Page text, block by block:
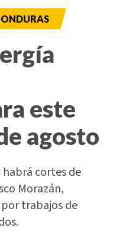
este
agosto
cortes de
Morazán,
trabajos de